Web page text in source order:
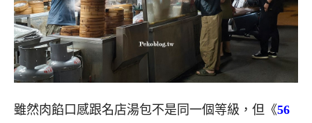
雖然肉餡口感跟名店湯包不是同一個等級，但《56